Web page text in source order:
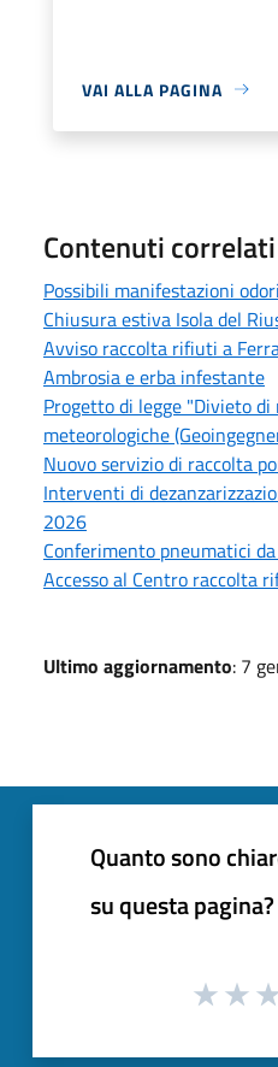
VAI ALLA PAGINA
Contenuti correlati
Possibili manifestazioni
Chiusura estiva Isola del
Avviso raccolta rifiuti a
Ambrosia e erba infestante
Progetto di legge "Divieto
meteorologiche
Nuovo servizio di raccolta
Interventi di
2026
Conferimento pneumatici
Accesso al Centro raccolta
Ultimo aggiornamento: 7
Quanto sono
su questa pagina?